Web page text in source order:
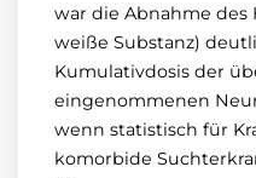
war die Abnahme
weiße Substanz)
Kumulativdosis der
eingenommenen
wenn statistisch für
komorbide